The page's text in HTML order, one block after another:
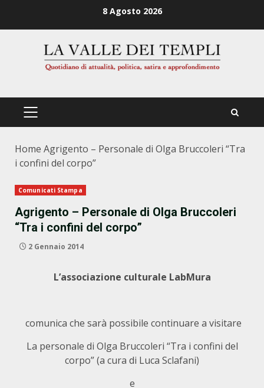
8 Agosto 2026
PRIMÄRES
Home Agrigento – Personale di Olga Bruccoleri “Tra
i confini del corpo”
Comunicati Stampa
Agrigento – Personale di Olga Bruccoleri
“Tra i confini del corpo”
2 Gennaio 2014
L’associazione culturale LabMura
comunica che sarà possibile continuare a visitare
La personale di Olga Bruccoleri “Tra i confini del
corpo” (a cura di Luca Sclafani)
e